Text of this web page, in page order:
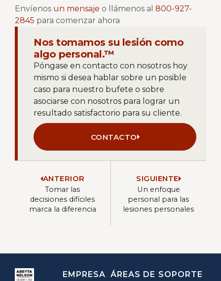
Envíenos un mensaje o llámenos al 800-927-
2845 para comenzar ahora
Nos tomamos su lesión como
algo personal.™
Póngase en contacto con nosotros hoy
mismo si desea hablar sobre un posible
caso para nuestro bufete o sobre
asociarse con nosotros para lograr un
resultado satisfactorio para su cliente.
CONTACTO
ANTERIOR
Tomar las
decisiones difíciles
marca la diferencia
SIGUIENTE
Un enfoque
personal para las
lesiones personales
EMPRESA ÁREAS DE SOPORTE